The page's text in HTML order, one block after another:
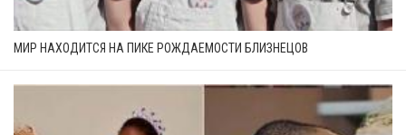
МИР НАХОДИТСЯ НА ПИКЕ РОЖДАЕМОСТИ БЛИЗНЕЦОВ